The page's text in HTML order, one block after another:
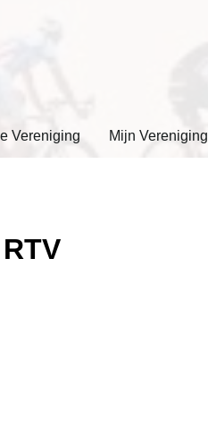
Vereniging Mijn Vereniging